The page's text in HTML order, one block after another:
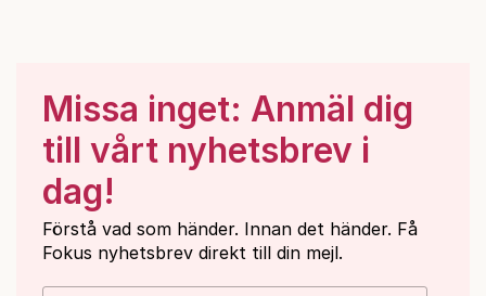
Missa inget: Anmäl dig
till vårt nyhetsbrev i
dag!
Förstå vad som händer. Innan det händer. Få
Fokus nyhetsbrev direkt till din mejl.